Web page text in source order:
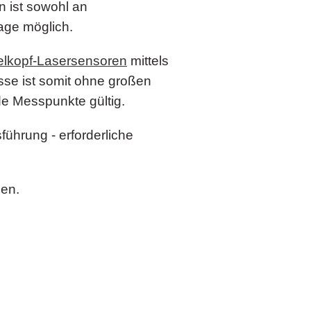
ist sowohl an
möglich.
Lasersensoren mittels
ist somit ohne großen
Messpunkte gültig.
- erforderliche